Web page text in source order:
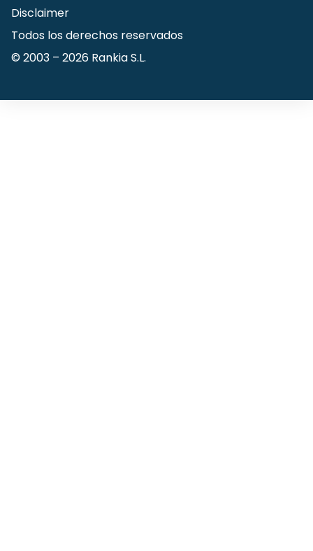
Disclaimer
Todos los derechos reservados
© 2003 – 2026 Rankia S.L.